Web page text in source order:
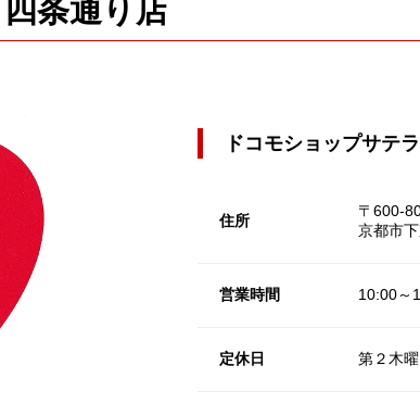
条通り店
ドコモショップサテ
住所
〒600-
京都市
営業時間 10:00～
定休日 第２木曜